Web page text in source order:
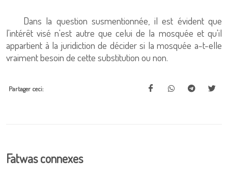
Dans la question susmentionnée, il est évident que
l'intérêt visé n'est autre que celui de la mosquée et qu'il
appartient à la juridiction de décider si la mosquée a-t-elle
vraiment besoin de cette substitution ou non.
Partager ceci:
Fatwas connexes